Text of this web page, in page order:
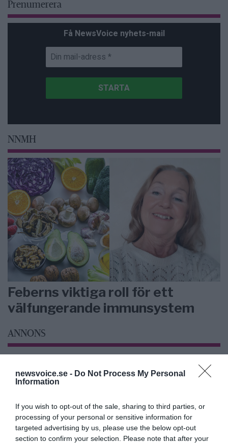
newsvoice.se - Do Not Process My Personal
Information
If you wish to opt-out of the sale, sharing to third parties, or
processing of your personal or sensitive information for
targeted advertising by us, please use the below opt-out
section to confirm your selection. Please note that after your
Prenumerera
Få NewsVoice nyhets-mail
NNMH
Feberns viktiga roll för ett
välfungerande immunsystem
ANNONS